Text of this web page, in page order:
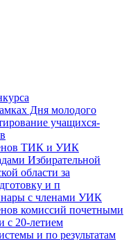
Дня молодого
учащихся-
ТИК и УИК
Избирательной
области за
и п
с членами УИК
комиссий почетными
с 20-летием
и по результатам